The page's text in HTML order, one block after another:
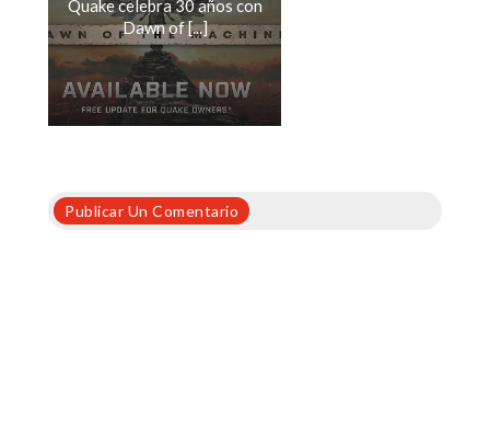
Quake celebra 30 años con
Dawn of [...]
Publicar Un Comentario